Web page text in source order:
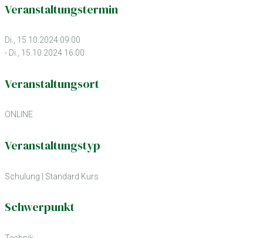
Veranstaltungstermin
Di., 15.10.2024 09:00
- Di., 15.10.2024 16:00
Veranstaltungsort
ONLINE
Veranstaltungstyp
Schulung | Standard Kurs
Schwerpunkt